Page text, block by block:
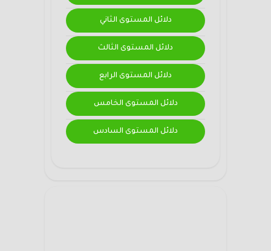
دلائل المستوى الثاني
دلائل المستوى الثالث
دلائل المستوى الرابع
دلائل المستوى الخامس
دلائل المستوى السادس